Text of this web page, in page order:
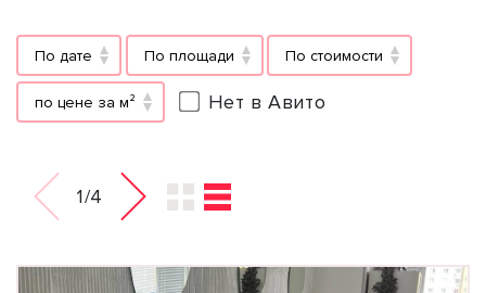
По дате По площади По стоимости
по цене за м² Нет в Авито
1/4